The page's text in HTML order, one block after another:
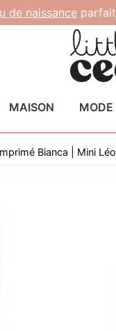
de naissance
MAISON MODE
Bianca | Mini